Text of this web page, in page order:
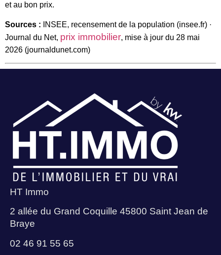
et au bon prix.
Sources : INSEE, recensement de la population (insee.fr) ·
Journal du Net, prix immobilier, mise à jour du 28 mai
2026 (journaldunet.com)
HT Immo
2 allée du Grand Coquille 45800 Saint Jean de
Braye
02 46 91 55 65